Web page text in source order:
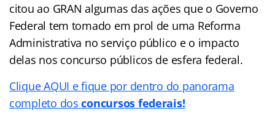
citou ao GRAN algumas das ações que o Governo
Federal tem tomado em prol de uma Reforma
Administrativa no serviço público e o impacto
delas nos concurso públicos de esfera federal.
Clique AQUI e fique por dentro do panorama
completo dos concursos federais!